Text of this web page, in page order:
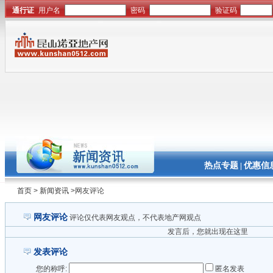
热点专题| 优惠信
首页 > 新闻资讯 >网友评论
网友评论 评论仅代表网友观点，不代表地产网观点
发言后，您就出现在这里
发表评论
您的称呼: 匿名发表